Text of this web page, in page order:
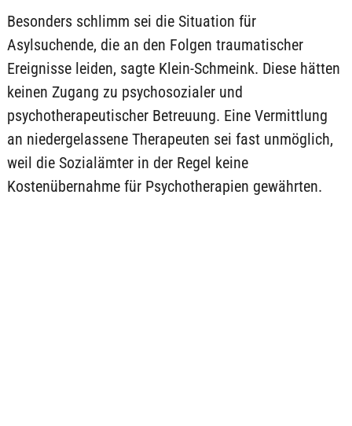
Besonders schlimm sei die Situation für
Asylsuchende, die an den Folgen traumatischer
Ereignisse leiden, sagte Klein-Schmeink. Diese hätten
keinen Zugang zu psychosozialer und
psychotherapeutischer Betreuung. Eine Vermittlung
an niedergelassene Therapeuten sei fast unmöglich,
weil die Sozialämter in der Regel keine
Kostenübernahme für Psychotherapien gewährten.